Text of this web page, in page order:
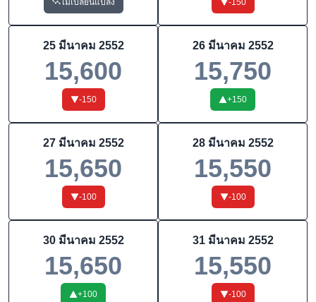
ไม่เปลี่ยนแปลง -150
25 มีนาคม 2552
15,600
-150
26 มีนาคม 2552
15,750
+150
27 มีนาคม 2552
15,650
-100
28 มีนาคม 2552
15,550
-100
30 มีนาคม 2552
15,650
+100
31 มีนาคม 2552
15,550
-100